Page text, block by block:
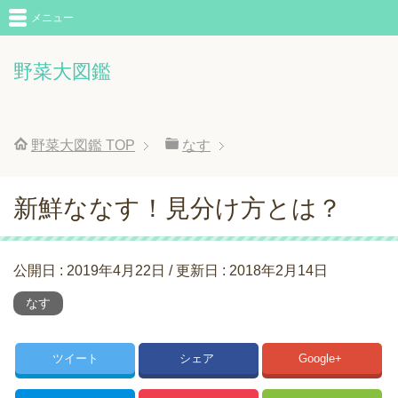
野菜大図鑑
メニュー
野菜大図鑑 TOP なす
新鮮ななす！見分け方とは？
公開日 : 2019年4月22日 / 更新日 : 2018年2月14日
なす
ツイート シェア Google+